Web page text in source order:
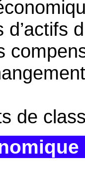
d’actifs
de